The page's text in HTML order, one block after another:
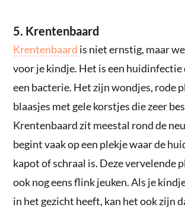
5. Krentenbaard
Krentenbaard is niet ernstig, maar
voor je kindje. Het is een
een bacterie. Het zijn wondjes, rode
blaasjes met gele korstjes die zeer
Krentenbaard zit meestal rond de
begint vaak op een plekje waar de
kapot of schraal is. Deze vervelende
ook nog eens flink jeuken. Als je
in het gezicht heeft, kan het ook zijn